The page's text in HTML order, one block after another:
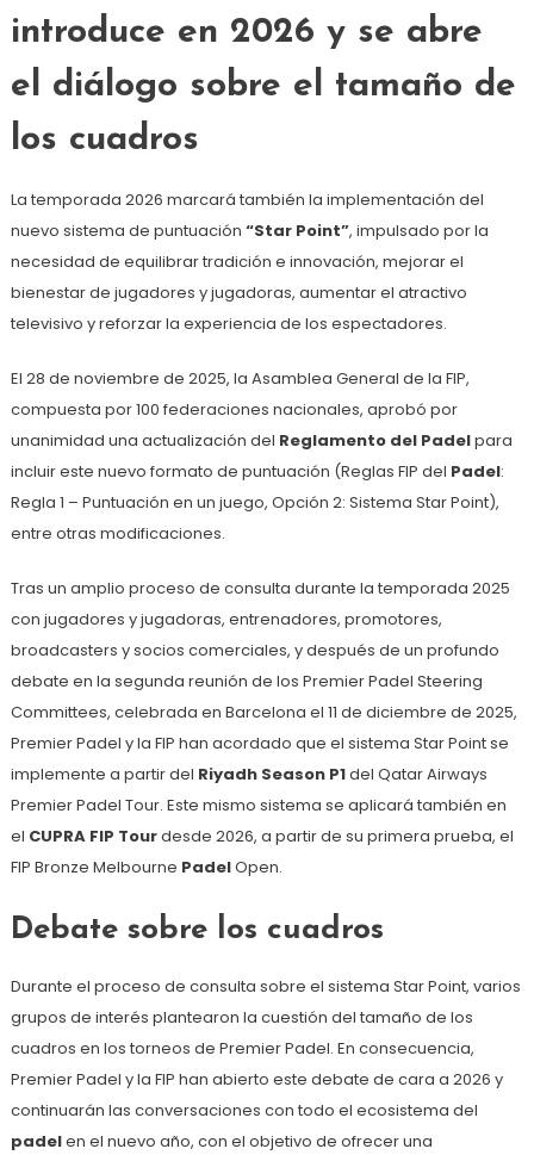
introduce en 2026 y se abre
el diálogo sobre el tamaño de
los cuadros
La temporada 2026 marcará también la implementación del
nuevo sistema de puntuación “Star Point”, impulsado por la
necesidad de equilibrar tradición e innovación, mejorar el
bienestar de jugadores y jugadoras, aumentar el atractivo
televisivo y reforzar la experiencia de los espectadores.
El 28 de noviembre de 2025, la Asamblea General de la FIP,
compuesta por 100 federaciones nacionales, aprobó por
unanimidad una actualización del Reglamento del Padelpara
incluir este nuevo formato de puntuación (Reglas FIP del Padel:
Regla 1 – Puntuación en un juego, Opción 2: Sistema Star Point),
entre otras modificaciones.
Tras un amplio proceso de consulta durante la temporada 2025
con jugadores y jugadoras, entrenadores, promotores,
broadcasters y socios comerciales, y después de un profundo
debate en la segunda reunión de los Premier Padel Steering
Committees, celebrada en Barcelona el 11 de diciembre de 2025,
Premier Padel y la FIP han acordado que el sistema Star Point se
implemente a partir del Riyadh Season P1del Qatar Airways
Premier Padel Tour. Este mismo sistema se aplicará también en
el CUPRA FIP Tourdesde 2026, a partir de su primera prueba, el
FIP Bronze Melbourne PadelOpen.
Debate sobre los cuadros
Durante el proceso de consulta sobre el sistema Star Point, varios
grupos de interés plantearon la cuestión del tamaño de los
cuadros en los torneos de Premier Padel. En consecuencia,
Premier Padel y la FIP han abierto este debate de cara a 2026 y
continuarán las conversaciones con todo el ecosistema del
padelen el nuevo año, con el objetivo de ofrecer una